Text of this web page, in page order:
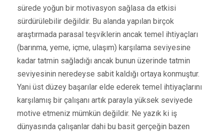
sürede yoğun bir motivasyon sağlasa da etkisi
sürdürülebilir değildir. Bu alanda yapılan birçok
araştırmada parasal teşviklerin ancak temel ihtiyaçları
(barınma, yeme, içme, ulaşım) karşılama seviyesine
kadar tatmin sağladığı ancak bunun üzerinde tatmin
seviyesinin neredeyse sabit kaldığı ortaya konmuştur.
Yani üst düzey başarılar elde ederek temel ihtiyaçlarını
karşılamış bir çalışanı artık parayla yüksek seviyede
motive etmeniz mümkün değildir. Ne yazık ki iş
dünyasında çalışanlar dahi bu basit gerçeğin bazen